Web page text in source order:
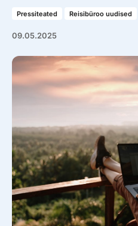
Pressiteated Reisibüroo uudised
09.05.2025